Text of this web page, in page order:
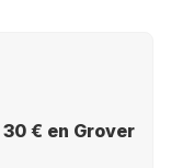
€ en Grover